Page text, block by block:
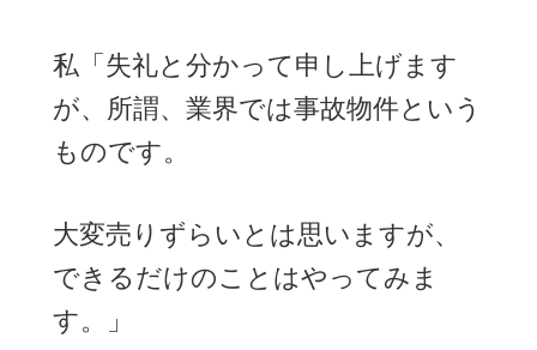
私「失礼と分かって申し上げます
が、所謂、業界では事故物件という
ものです。
大変売りずらいとは思いますが、
できるだけのことはやってみま
す。」